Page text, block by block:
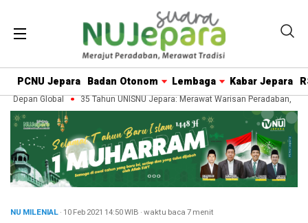
PCNU Jepara Badan Otonom Lembaga Kabar Jepara
Global 35 Tahun UNISNU Jepara: Merawat Warisan Peradaban,
NU MILENIAL· 10 Feb 2021 14:50WIB ·waktu baca 7 menit